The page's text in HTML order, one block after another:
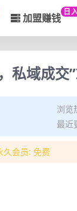
加盟赚钱 日
私域成交
浏览
最近
久会员: 免费